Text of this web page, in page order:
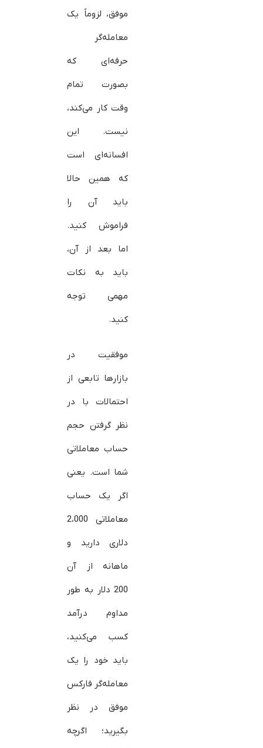
موفق، لزوماً یک
معامله‌گر
حرفه‌ای که
بصورت تمام
وقت کار می‌کند،
نیست. این
افسانه‌ای است
که همین حالا
باید آن را
فراموش کنید.
اما بعد از آن،
باید به نکات
مهمی توجه
کنید.
موفقیت در
بازارها تابعی از
احتمالات با در
نظر گرفتن حجم
حساب معاملاتی
شما است. یعنی
اگر یک حساب
معاملاتی 2،000
دلاری دارید و
ماهانه از آن
200 دلار به طور
مداوم درآمد
کسب می‌کنید،
باید خود را یک
معامله‌گر فارکس
موفق در نظر
بگیرید؛ اگرچه